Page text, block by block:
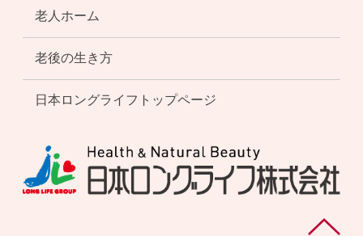
老人ホーム
老後の生き方
日本ロングライフトップページ